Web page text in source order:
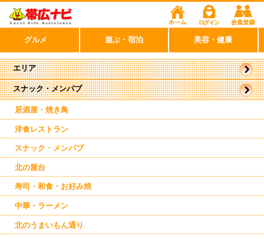
スナック・メンパブ
居酒屋・焼き鳥
洋食レストラン
スナック・メンパブ
北の屋台
寿司・和食・お好み焼
中華・ラーメン
北のうまいもん通り
エリア
帯広市
駅周辺
駅近郊
南帯広
グルメ 遊ぶ・宿泊 美容・健康